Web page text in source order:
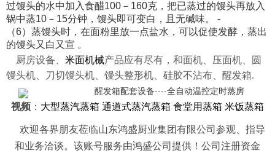
过馒头的水中加入食醋100－160克，把已蒸过的馒头再放入
锅中蒸10－15分钟，馒头即可变白，且无碱味。 -
（6）蒸馒头时，在面粉里放一点盐水，可以促使发酵，蒸出
的馒头又白又宣 。
厨房设备、 米面机械产品应有尽有，和面机、压面机、圆
馒头机、刀切馒头机、馒头整形机、硅胶不沾布、醒发箱.
醒发箱配套设备----全自动温控定时蒸房
视频 ： 大型蒸汽蒸箱 通道式蒸汽蒸箱 食堂用蒸箱 米饭蒸箱
欢迎各界朋友莅临山东鸿盛厨业集团有限公司参观、指导
和业务洽谈。该账号服务由鸿盛公司提供！公司注册资金